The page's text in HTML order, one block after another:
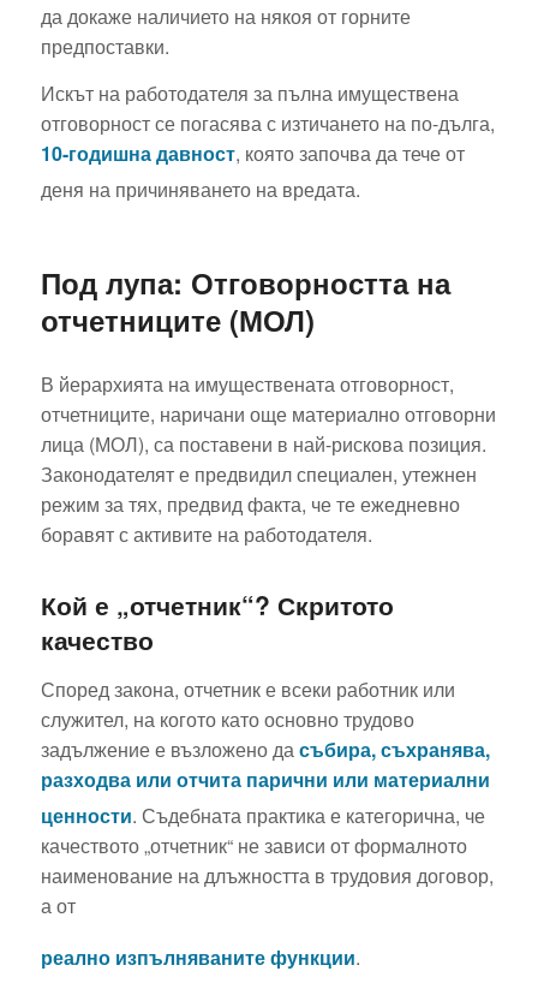
да докаже наличието на някоя от горните
предпоставки.
Искът на работодателя за пълна имуществена
отговорност се погасява с изтичането на по-дълга,
10-годишна давност, която започва да тече от
деня на причиняването на вредата.
Под лупа: Отговорността на
отчетниците (МОЛ)
В йерархията на имуществената отговорност,
отчетниците, наричани още материално отговорни
лица (МОЛ), са поставени в най-рискова позиция.
Законодателят е предвидил специален, утежнен
режим за тях, предвид факта, че те ежедневно
боравят с активите на работодателя.
Кой е „отчетник“? Скритото
качество
Според закона, отчетник е всеки работник или
служител, на когото като основно трудово
задължение е възложено да събира, съхранява,
разходва или отчита парични или материални
ценности. Съдебната практика е категорична, че
качеството „отчетник“ не зависи от формалното
наименование на длъжността в трудовия договор,
а от
реално изпълняваните функции.